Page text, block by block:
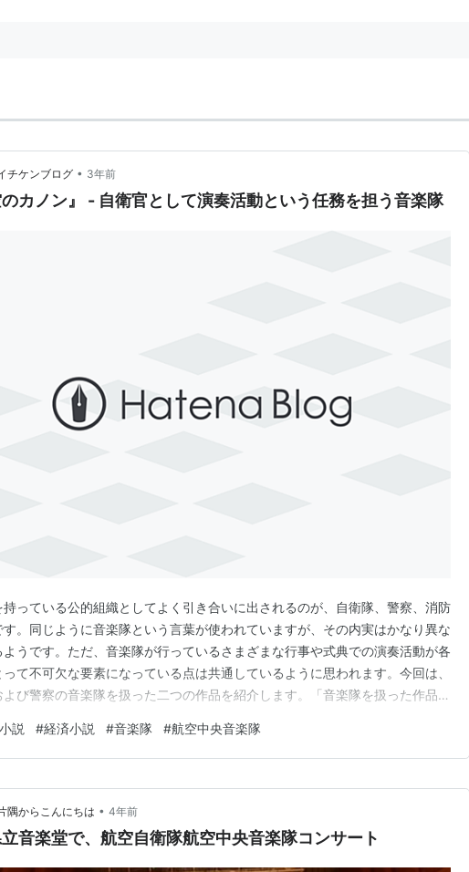
チケンブログ • 3年前
『碧空のカノン』 - 自衛官として演奏活動という任務を担う音楽隊
持っている公的組織としてよく引き合いに出されるのが、自衛隊、警察、消防
す。同じように音楽隊という言葉が使われていますが、その内実はかなり異な
ようです。ただ、音楽隊が行っているさまざまな行事や式典での演奏活動が各
て不可欠な要素になっている点は共通しているように思われます。今回は、
よび警察の音楽隊を扱った二つの作品を紹介します。「音楽隊を扱った作品」
楽隊ノート』（光文社文庫、2015年）。諸外国の軍楽隊に相当する音楽隊
・海上・航空という三つの自衛隊のそれぞれに置か…
説 #経済小説 #音楽隊 #航空中央音楽隊
隅からこんにちは • 4年前
音楽堂で、航空自衛隊航空中央音楽隊コンサート